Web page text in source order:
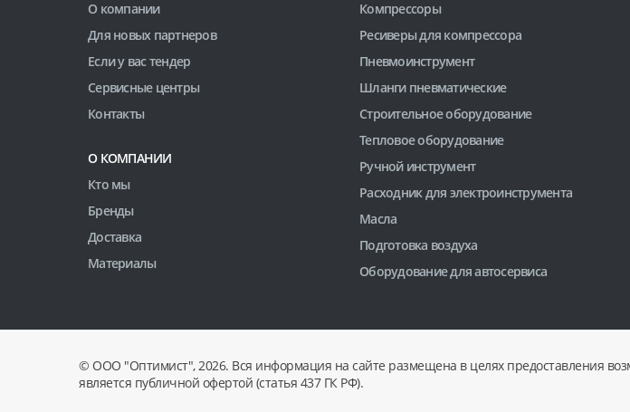
О компании
Для новых партнеров
Если у вас тендер
Сервисные центры
Контакты
О КОМПАНИИ
Кто мы
Бренды
Доставка
Материалы
Компрессоры
Ресиверы для компрессора
Пневмоинструмент
Шланги пневматические
Строительное оборудование
Тепловое оборудование
Ручной инструмент
Расходник для электроинструмента
Масла
Подготовка воздуха
Оборудование для автосервиса
© ООО "Оптимист", 2026. Вся информация на сайте размещена в целях предоставления
является публичной офертой (статья 437 ГК РФ).